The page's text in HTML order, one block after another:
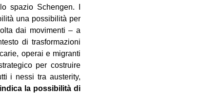
spazio Schengen. I
una possibilità per
dai movimenti – a
di trasformazioni
operai e migranti
per costruire
i nessi tra austerity,
la possibilità di